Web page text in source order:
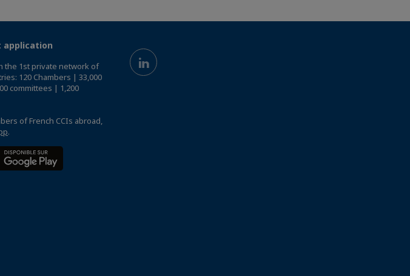
application
the 1st private network of
120 Chambers | 33,000
committees | 1,200
of French CCIs abroad,
.